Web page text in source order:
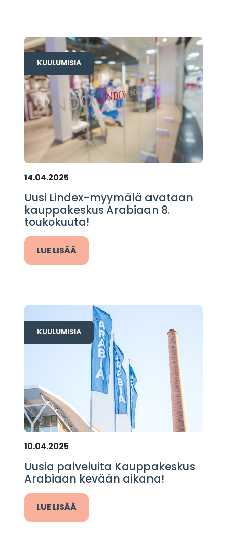
KUULUMISIA
14.04.2025
Uusi Lindex-myymälä avataan
kauppakeskus Arabiaan 8.
toukokuuta!
LUE LISÄÄ
KUULUMISIA
10.04.2025
Uusia palveluita Kauppakeskus
Arabiaan kevään aikana!
LUE LISÄÄ